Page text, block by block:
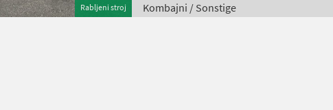
Rabljeni stroj Kombajni / Sonstige